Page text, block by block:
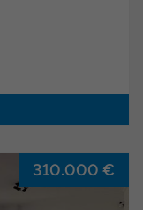
310.000 €